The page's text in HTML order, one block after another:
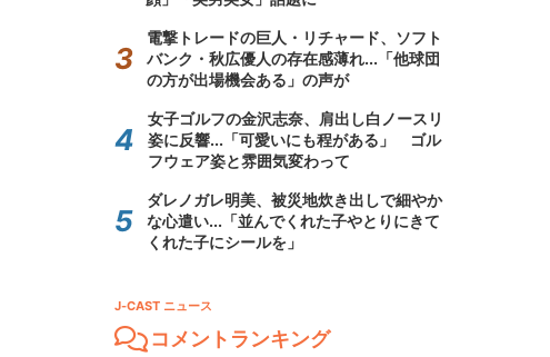
電撃トレードの巨人・リチャード、ソフト
バンク・秋広優人の存在感薄れ...「他球団
の方が出場機会ある」の声が
女子ゴルフの金沢志奈、肩出し白ノースリ
姿に反響...「可愛いにも程がある」 ゴル
フウェア姿と雰囲気変わって
ダレノガレ明美、被災地炊き出しで細やか
な心遣い...「並んでくれた子やとりにきて
くれた子にシールを」
J-CAST ニュース
コメントランキング